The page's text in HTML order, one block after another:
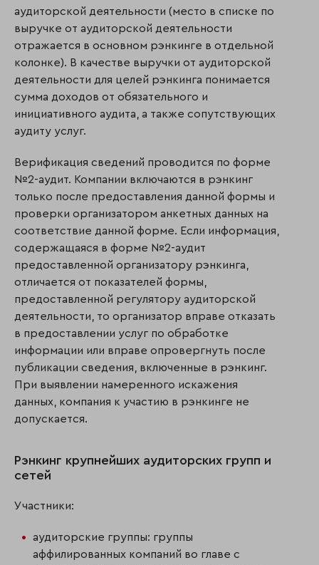
аудиторской деятельности (место в списке по
выручке от аудиторской деятельности
отражается в основном рэнкинге в отдельной
колонке). В качестве выручки от аудиторской
деятельности для целей рэнкинга понимается
сумма доходов от обязательного и
инициативного аудита, а также сопутствующих
аудиту услуг.
Верификация сведений проводится по форме
№2-аудит. Компании включаются в рэнкинг
только после предоставления данной формы и
проверки организатором анкетных данных на
соответствие данной форме. Если информация,
содержащаяся в форме №2-аудит
предоставленной организатору рэнкинга,
отличается от показателей формы,
предоставленной регулятору аудиторской
деятельности, то организатор вправе отказать
в предоставлении услуг по обработке
информации или вправе опровергнуть после
публикации сведения, включенные в рэнкинг.
При выявлении намеренного искажения
данных, компания к участию в рэнкинге не
допускается.
Рэнкинг крупнейших аудиторских групп и
сетей
Участники:
аудиторские группы: группы
аффилированных компаний во главе с